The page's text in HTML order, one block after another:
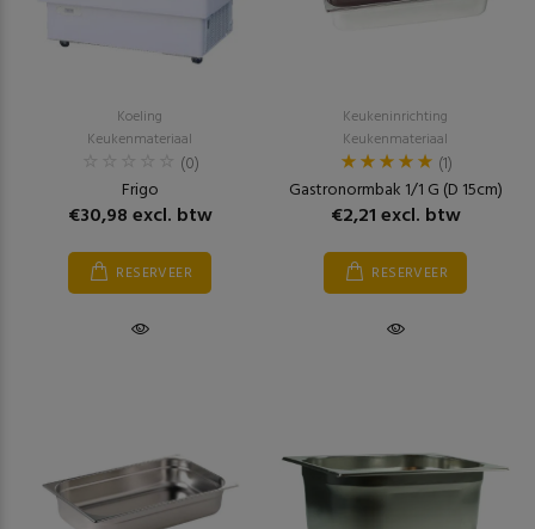
Koeling
Keukenmateriaal
(0)
Frigo
€30,98 excl. btw
RESERVEER
Keukeninrichting
Keukenmateriaal
(1)
Gastronormbak 1/1 G (D 15cm)
€2,21 excl. btw
RESERVEER